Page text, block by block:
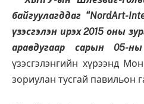
байгуулагддаг “NordArt-
үзэсгэлэн ирэх 2015 оны
аравдугаар сарын 05-
үзэсгэлэнгийн хүрээнд
зориулан тусгай павильон